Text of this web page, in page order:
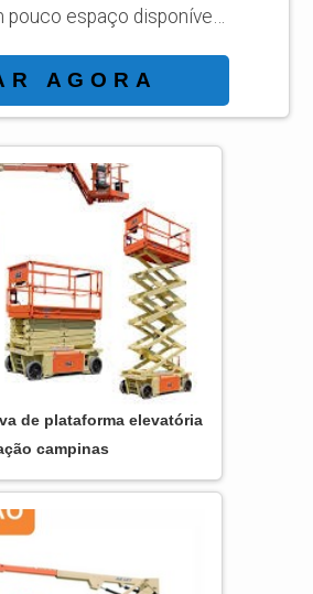
pouco espaço disponível
que gera economia,
e alta tecnologia,
e segura. Pode
tomada normal e
sistemas de proteção anti
extensões para o deck de
ainda mais do
pa...
AGORA
de plataforma elevatória
campinas